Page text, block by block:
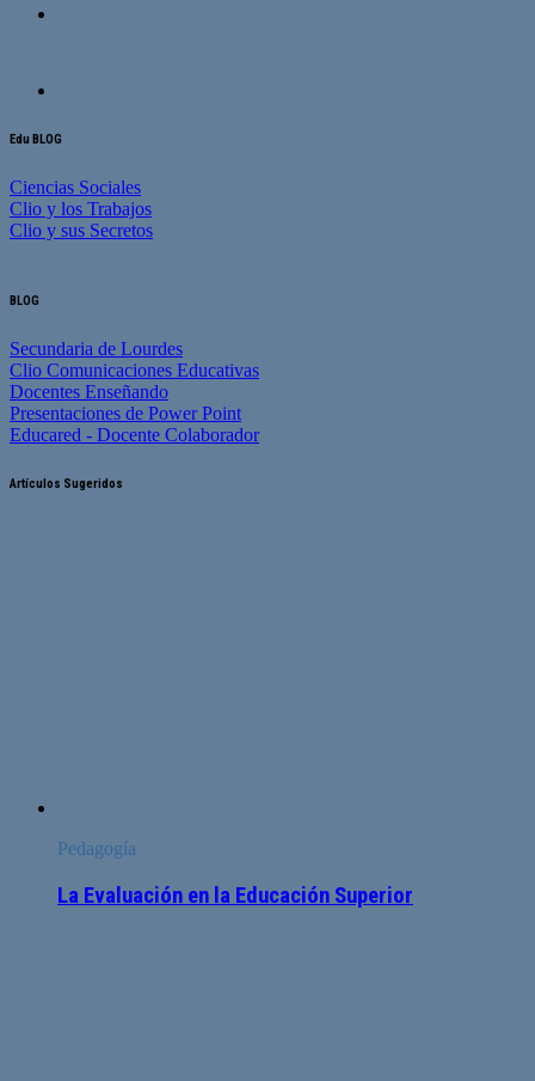
Edu BLOG
Ciencias Sociales
Clio y los Trabajos
Clio y sus Secretos
BLOG
Secundaria de Lourdes
Clio Comunicaciones Educativas
Docentes Enseñando
Presentaciones de Power Point
Educared - Docente Colaborador
Artículos Sugeridos
Pedagogía
La Evaluación en la Educación Superior